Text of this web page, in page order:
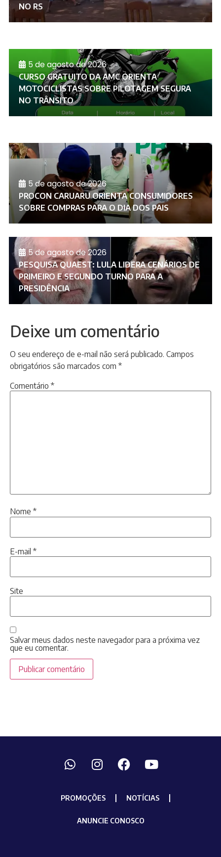
NO RS
5 de agosto de 2026
CURSO GRATUITO DA AMC ORIENTA
MOTOCICLISTAS SOBRE PILOTAGEM SEGURA
NO TRÂNSITO
5 de agosto de 2026
PROCON CARUARU ORIENTA CONSUMIDORES
SOBRE COMPRAS PARA O DIA DOS PAIS
5 de agosto de 2026
PESQUISA QUAEST: LULA LIDERA CENÁRIOS DE
PRIMEIRO E SEGUNDO TURNO PARA A
PRESIDÊNCIA
Deixe um comentário
O seu endereço de e-mail não será publicado. Campos
obrigatórios são marcados com *
Comentário *
Nome *
E-mail *
Site
Salvar meus dados neste navegador para a próxima vez
que eu comentar.
PROMOÇÕES NOTÍCIAS
ANUNCIE CONOSCO